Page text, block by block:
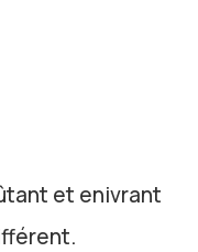
et enivrant